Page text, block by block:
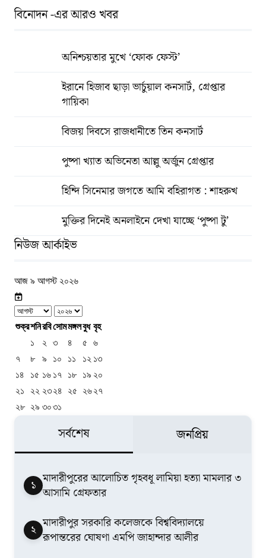
বিনোদন -এর আরও খবর
অনিশ্চয়তার মুখে ‘ফোক ফেস্ট’
ইরানে হিজাব ছাড়া ভার্চুয়াল কনসার্ট, গ্রেপ্তার
গায়িকা
বিজয় দিবসে রাজধানীতে তিন কনসার্ট
পুষ্পা খ্যাত অভিনেতা আল্লু অর্জুন গ্রেপ্তার
হিন্দি সিনেমার জগতে আমি বহিরাগত : শাহরুখ
মুক্তির দিনেই অনলাইনে দেখা যাচ্ছে ‘পুষ্পা টু’
নিউজ আর্কাইভ
আজ ৯ আগস্ট ২০২৬
শুক্রশনিরবিসোমমঙ্গলবুধ বৃহ
১
২ ৩ ৪ ৫
৬
৭
৮ ৯ ১০ ১১ ১২ ১৩
১৪
১৫ ১৬ ১৭ ১৮ ১৯ ২০
২১
২২ ২৩২৪ ২৫ ২৬২৭
২৮ ২৯ ৩০৩১
সর্বশেষ জনপ্রিয়
১ মাদারীপুরের আলোচিত গৃহবধূ লামিয়া হত্যা মামলার ৩
আসামি গ্রেফতার
২ মাদারীপুর সরকারি কলেজকে বিশ্ববিদ্যালয়ে
রূপান্তরের ঘোষণা এমপি জাহান্দার আলীর